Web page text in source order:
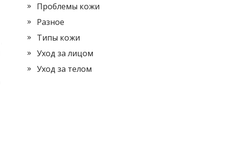
Проблемы кожи
Разное
Типы кожи
Уход за лицом
Уход за телом